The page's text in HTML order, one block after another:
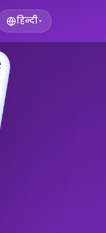
हिन्दी▾